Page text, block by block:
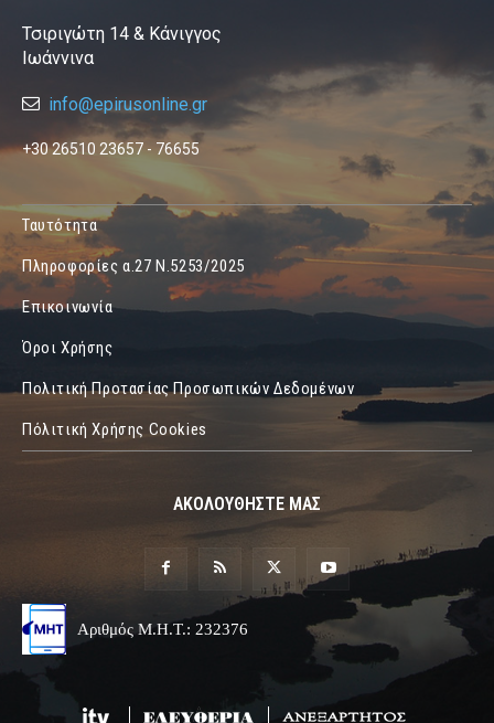
Τσιριγώτη 14 & Κάνιγγος
Ιωάννινα
info@epirusonline.gr
+30 26510 23657 - 76655
Ταυτότητα
Πληροφορίες α.27 Ν.5253/2025
Επικοινωνία
Όροι Χρήσης
Πολιτική Προτασίας Προσωπικών Δεδομένων
Πόλιτική Χρήσης Cookies
ΑΚΟΛΟΥΘΗΣΤΕ ΜΑΣ
Αριθμός Μ.Η.Τ.: 232376